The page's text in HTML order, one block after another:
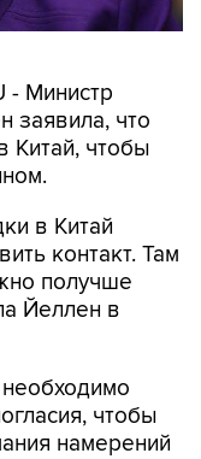
- Министр
что
Китай, чтобы
в Китай
контакт. Там
получше
Йеллен в
чтобы
намерений